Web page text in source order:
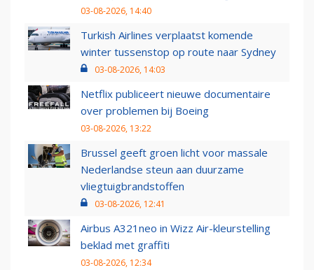
03-08-2026, 14:40
Turkish Airlines verplaatst komende
winter tussenstop op route naar Sydney
03-08-2026, 14:03
Netflix publiceert nieuwe documentaire
over problemen bij Boeing
03-08-2026, 13:22
Brussel geeft groen licht voor massale
Nederlandse steun aan duurzame
vliegtuigbrandstoffen
03-08-2026, 12:41
Airbus A321neo in Wizz Air-kleurstelling
beklad met graffiti
03-08-2026, 12:34